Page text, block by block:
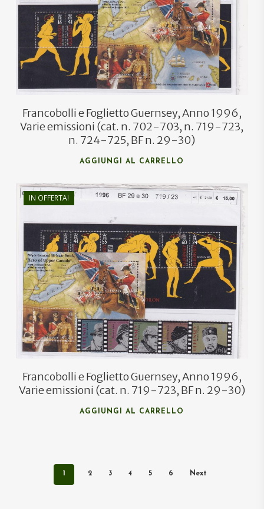
Francobolli e Foglietto Guernsey, Anno 1996,
Varie emissioni (cat. n. 702-703, n. 719-723,
n. 724-725, BF n. 29-30)
AGGIUNGI AL CARRELLO
IN OFFERTA!
€21,20
€11,50
Francobolli e Foglietto Guernsey, Anno 1996,
Varie emissioni (cat. n. 719-723, BF n. 29-30)
AGGIUNGI AL CARRELLO
1 2 3 4 5 6 Next